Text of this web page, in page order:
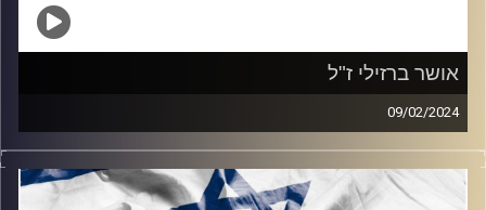
אושר ברזילי ז"ל
09/02/2024
נועה פרג וירדן כרמלי מנציחות את אושר ברזילי ז״ל, גיבורה
סמב"צית שנפלה ב7.10 אחרי שתפקדה ודאגה לכולם עד
הרגע האחרון, באירוע חדירת המחבלים למוצב.